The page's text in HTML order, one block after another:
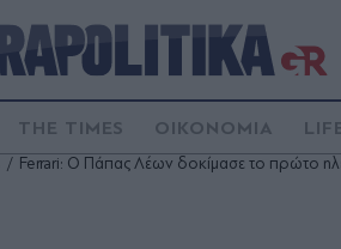
THE TIMES ΟΙΚΟΝΟΜΙΑ
Ferrari: Ο Πάπας Λέων δοκίμασε το πρώτο